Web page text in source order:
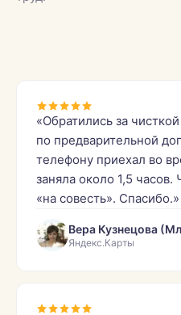
«Обратились за
по предварительной
телефону приехал во
заняла около 1,5 часов.
«на совесть». Спасибо.»
Вера Кузнецова
Яндекс.Карты